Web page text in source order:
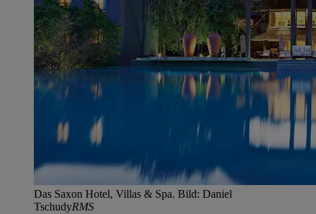
Das Saxon Hotel, Villas & Spa. Bild: Daniel
TschudyRMS